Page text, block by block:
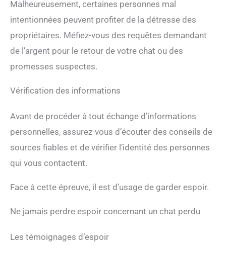
Malheureusement, certaines personnes mal
intentionnées peuvent profiter de la détresse des
propriétaires. Méfiez-vous des requêtes demandant
de l’argent pour le retour de votre chat ou des
promesses suspectes.
Vérification des informations
Avant de procéder à tout échange d’informations
personnelles, assurez-vous d’écouter des conseils de
sources fiables et de vérifier l’identité des personnes
qui vous contactent.
Face à cette épreuve, il est d’usage de garder espoir.
Ne jamais perdre espoir concernant un chat perdu
Les témoignages d’espoir